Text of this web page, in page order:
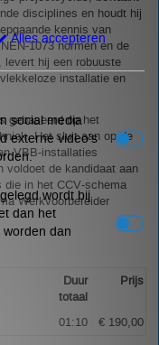
disciplines en houdt hij
kennis van
normen en de
levert hij een robuuste
installatie en
gebaseerd op het
Het sluit aan op de
VBB‑installaties
voldoet de kandidaat aan
in het CCV‑schema
Werkvoorbereider
Duur
totaal
Prijs
01:10 € 190,00
Alles accepteren
social media
externe video's
wordt bij
dan het
dan